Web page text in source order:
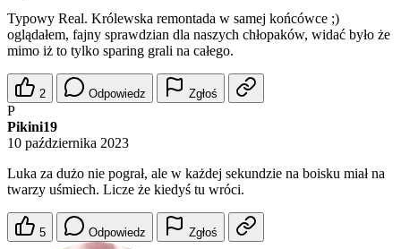
Typowy Real. Królewska remontada w samej końcówce ;)
oglądałem, fajny sprawdzian dla naszych chłopaków, widać było że
mimo iż to tylko sparing grali na całego.
2 Odpowiedz Zgłoś
P
Pikini19
10 października 2023
Luka za dużo nie pograł, ale w każdej sekundzie na boisku miał na
twarzy uśmiech. Licze że kiedyś tu wróci.
5 Odpowiedz Zgłoś